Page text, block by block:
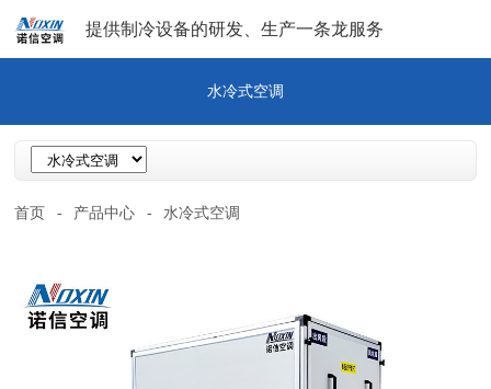
提供制冷设备的研发、生产一条龙服务
水冷式空调
首页 - 产品中心 - 水冷式空调